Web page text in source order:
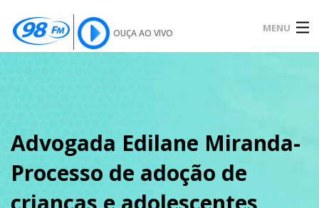
OUÇA AO VIVO MENU
SOBRE
Advogada Edilane Miranda-
Processo de adoção de